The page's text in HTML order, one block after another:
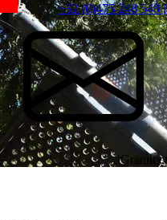
+32 (0)475 248 548
Gratuit